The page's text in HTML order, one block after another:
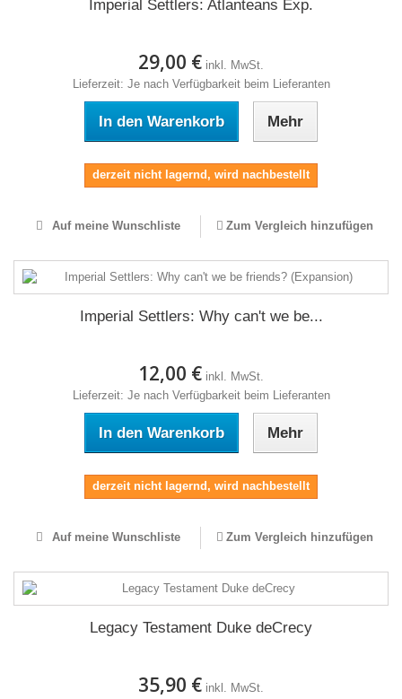
Imperial Settlers: Atlanteans Exp.
29,00 € inkl. MwSt.
Lieferzeit: Je nach Verfügbarkeit beim Lieferanten
In den Warenkorb Mehr
derzeit nicht lagernd, wird nachbestellt
Auf meine Wunschliste Zum Vergleich hinzufügen
Imperial Settlers: Why can't we be...
12,00 € inkl. MwSt.
Lieferzeit: Je nach Verfügbarkeit beim Lieferanten
In den Warenkorb Mehr
derzeit nicht lagernd, wird nachbestellt
Auf meine Wunschliste Zum Vergleich hinzufügen
Legacy Testament Duke deCrecy
35,90 € inkl. MwSt.